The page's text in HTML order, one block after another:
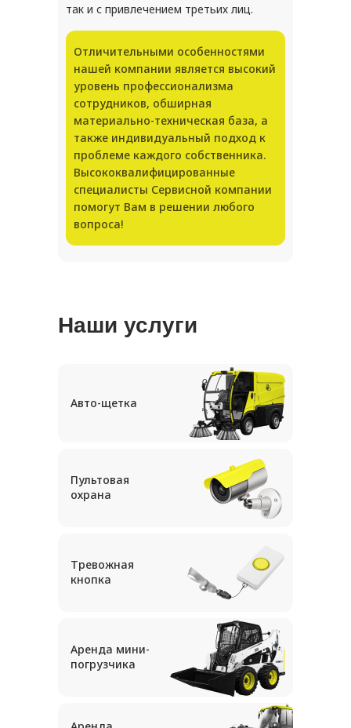
так и с привлечением третьих лиц.
Отличительными особенностями
нашей компании является высокий
уровень профессионализма
сотрудников, обширная
материально-техническая база, а
также индивидуальный подход к
проблеме каждого собственника.
Высококвалифицированные
специалисты Сервисной компании
помогут Вам в решении любого
вопроса!
Авто-щетка
Пультовая
охрана
Тревожная
кнопка
Аренда мини-
погрузчика
Наши услуги